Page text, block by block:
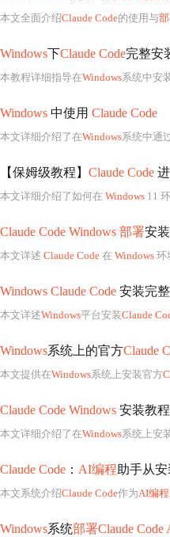
本文全面介绍Claude Code的使用与
Windows下Claude Code完整安
本教程详细指导在Windows系统中安
Windows 中使用 Claude Code
本文详细介绍了在Windows系统中通
【保姆级教程】 Claude Code
本文详细介绍了如何在 Windows 11
Claude Code Windows 部署安
本文详述 Claude Code 在 Windows 环
Windows Claude Code 安装完
本文详述Windows平台安装Claude
Windows系统上的官方Claude
本文提供在Windows系统上安装官方
Claude Code Windows 安装教程
本文详细介绍了在Windows系统上安
Claude Code ： AI编程助手从
本文系统介绍Claude Code作为AI编程
Windows系统部署Claude Code